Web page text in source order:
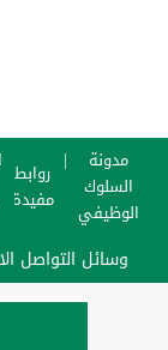
مدونة
السلوك
الوظيفي
روابط
مفيدة
وسائل التواصل